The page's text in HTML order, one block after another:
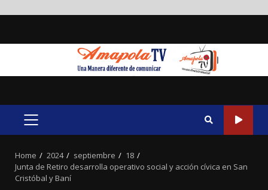
PRIMARY
Home 2024 septiembre
18
Junta de Retiro desarrolla operativo social y acción cívica en San
Cristóbal y Baní